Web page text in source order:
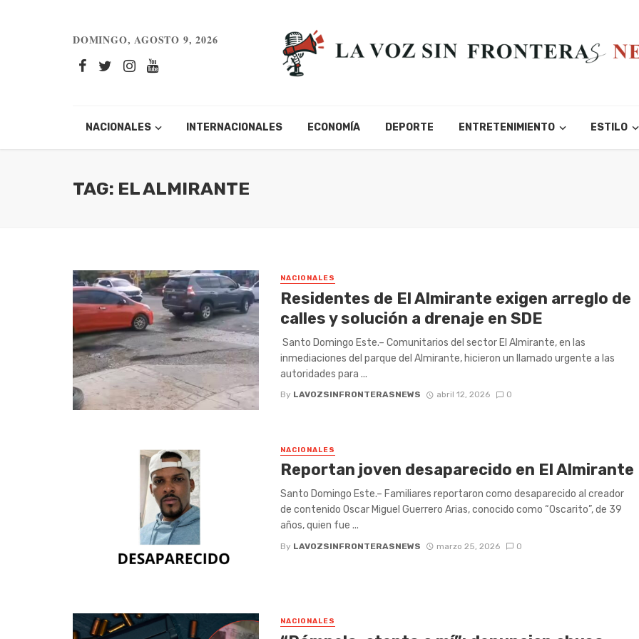
DOMINGO, AGOSTO 9, 2026
NACIONALES INTERNACIONALES ECONOMÍA DEPORTE ENTRETENIMIENTO ESTILO
TAG: EL ALMIRANTE
NACIONALES
Residentes de El Almirante exigen arreglo de
calles y solución a drenaje en SDE
Santo Domingo Este.– Comunitarios del sector El Almirante, en las
inmediaciones del parque del Almirante, hicieron un llamado urgente a las
autoridades para ...
By LAVOZSINFRONTERASNEWS abril 12, 2026 0
NACIONALES
Reportan joven desaparecido en El Almirante
Santo Domingo Este.– Familiares reportaron como desaparecido al creador
de contenido Oscar Miguel Guerrero Arias, conocido como “Oscarito”, de 39
años, quien fue ...
By LAVOZSINFRONTERASNEWS marzo 25, 2026 0
NACIONALES